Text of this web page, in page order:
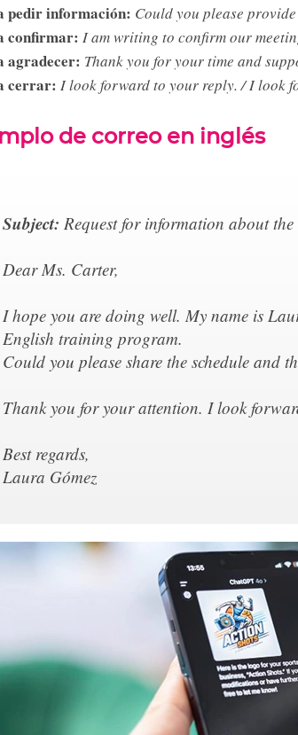
pedir información: Could you please
confirmar: I am writing to confirm our
agradecer: Thank you for your time and
cerrar: I look forward to your reply. / I look
de correo en inglés
Subject: Request for information about
Dear Ms. Carter,
I hope you are doing well. My name is
English training program.
Could you please share the schedule and
Thank you for your attention. I look
Best regards,
Laura Gómez